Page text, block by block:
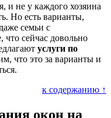
и не у каждого хозяина
Но есть варианты,
семьи с
сейчас довольно
услуги по
что это за варианты и
к содержанию ↑
окон на